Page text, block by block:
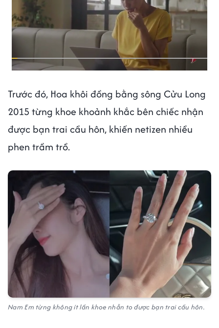
Trước đó, Hoa khôi đồng bằng sông Cửu Long
2015 từng khoe khoảnh khắc bên chiếc nhận
được bạn trai cầu hôn, khiến netizen nhiều
phen trầm trồ.
Nam Em từng không ít lần khoe nhẫn to được bạn trai cầu hôn.